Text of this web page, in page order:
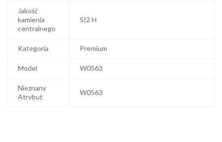
Jakość
kamienia
centralnego
SI2 H
Kategoria Premium
Model W0563
Nieznany
Atrybut
W0563